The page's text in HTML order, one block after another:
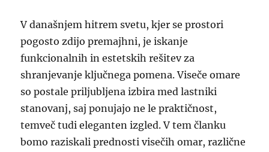
V današnjem hitrem svetu, kjer se prostori
pogosto zdijo premajhni, je iskanje
funkcionalnih in estetskih rešitev za
shranjevanje ključnega pomena. Viseče omare
so postale priljubljena izbira med lastniki
stanovanj, saj ponujajo ne le praktičnost,
temveč tudi eleganten izgled. V tem članku
bomo raziskali prednosti visečih omar, različne